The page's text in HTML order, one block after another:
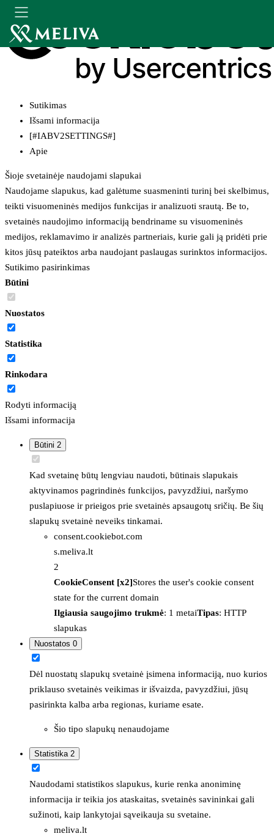
Sutikimas
Išsami informacija
[#IABV2SETTINGS#]
Apie
Šioje svetainėje naudojami slapukai
Naudojame slapukus, kad galėtume suasmeninti turinį bei skelbimus,
teikti visuomeninės medijos funkcijas ir analizuoti srautą. Be to,
svetainės naudojimo informaciją bendriname su visuomeninės
medijos, reklamavimo ir analizės partneriais, kurie gali ją pridėti prie
kitos jūsų pateiktos arba naudojant paslaugas surinktos informacijos.
Sutikimo pasirinkimas
Būtini
Nuostatos
Statistika
Rinkodara
Rodyti informaciją
Išsami informacija
Būtini 2
Kad svetainę būtų lengviau naudoti, būtinais slapukais
aktyvinamos pagrindinės funkcijos, pavyzdžiui, naršymo
puslapiuose ir prieigos prie svetainės apsaugotų sričių. Be šių
slapukų svetainė neveiks tinkamai.
consent.cookiebot.com
s.meliva.lt
2
CookieConsent [x2]Stores the user's cookie consent
state for the current domain
Ilgiausia saugojimo trukmė: 1 metaiTipas: HTTP
slapukas
Nuostatos 0
Dėl nuostatų slapukų svetainė įsimena informaciją, nuo kurios
priklauso svetainės veikimas ir išvaizda, pavyzdžiui, jūsų
pasirinkta kalba arba regionas, kuriame esate.
Šio tipo slapukų nenaudojame
Statistika 2
Naudodami statistikos slapukus, kurie renka anoniminę
informacija ir teikia jos ataskaitas, svetainės savininkai gali
sužinoti, kaip lankytojai sąveikauja su svetaine.
meliva.lt